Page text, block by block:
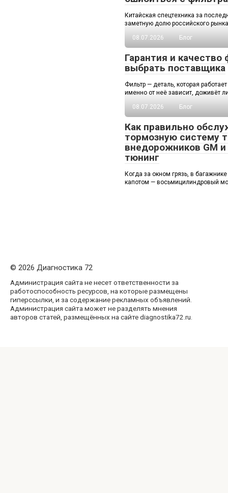
Китайская спецтехника за
заметную долю российского
08.07.2026
Блог
Гарантия и качество
выбрать поставщика
Фильтр — деталь, которая
именно от неё зависит, доживёт
08.07.2026
Блог
Как правильно
тормозную систему
внедорожников GM
тюнинг
Когда за окном грязь, в
капотом — восьмицилиндровый
© 2026 Диагностика 72
Администрация сайта не несет ответственности за
работоспособность ресурсов, на которые размещены
гиперссылки, и за содержание рекламных объявлений.
Администрация сайта может не разделять мнения
авторов статей, размещённых на сайте diagnostika72.ru.